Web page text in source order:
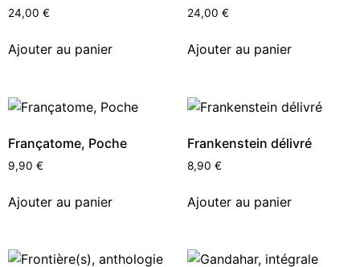
24,00 €
Ajouter au panier
24,00 €
Ajouter au panier
Françatome, Poche
9,90 €
Ajouter au panier
Frankenstein délivré
8,90 €
Ajouter au panier